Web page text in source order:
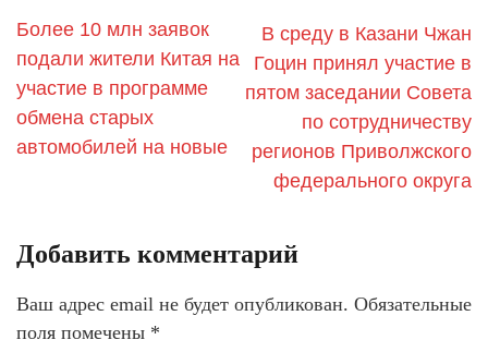
Более 10 млн заявок
подали жители Китая на
участие в программе
обмена старых
автомобилей на новые
В среду в Казани Чжан
Гоцин принял участие в
пятом заседании Совета
по сотрудничеству
регионов Приволжского
федерального округа
Добавить комментарий
Ваш адрес email не будет опубликован. Обязательные
поля помечены *